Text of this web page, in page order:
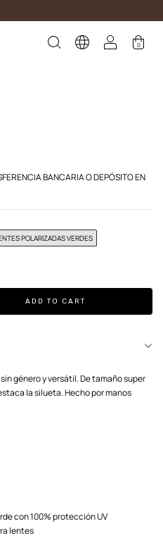
0
BANCARIA O DEPÓSITO EN
POLARIZADAS VERDES
género y versátil. De tamaño super
la silueta. Hecho por manos
con 100% protección UV
lentes